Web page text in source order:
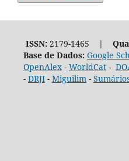
ISSN:2179-1465 |
Base de Dados: Google
OpenAlex- WorldCat-
- DRJI- Miguilim -